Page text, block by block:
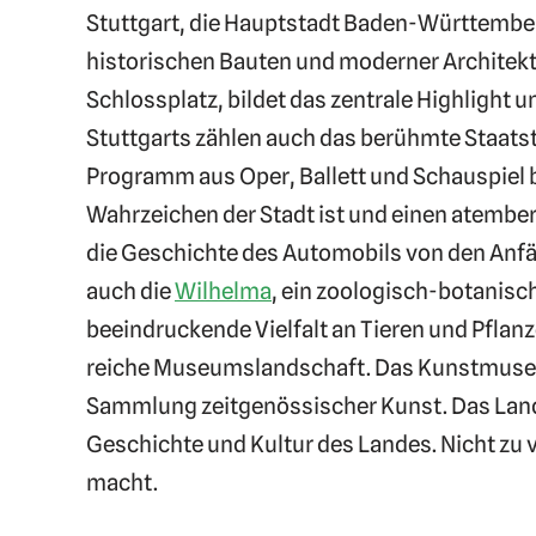
Stuttgart, die Hauptstadt Baden-
historischen Bauten und moderner
Schlossplatz, bildet das zentrale Highlight
Stuttgarts zählen auch das berühmte
Programm aus Oper, Ballett und
Wahrzeichen der Stadt ist und einen
die Geschichte des Automobils von den
auch dieWilhelma, ein zoologisch-
beeindruckende Vielfalt an Tieren und
reiche Museumslandschaft. Das
Sammlung zeitgenössischer Kunst. Das
Geschichte und Kultur des Landes. Nicht
macht.